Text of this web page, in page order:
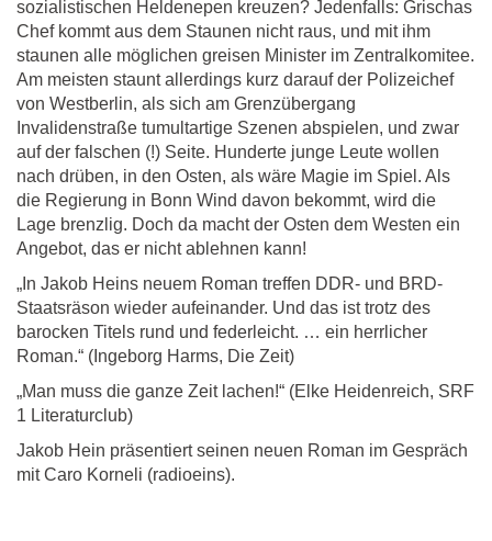
sozialistischen Heldenepen kreuzen? Jedenfalls: Grischas
Chef kommt aus dem Staunen nicht raus, und mit ihm
staunen alle möglichen greisen Minister im Zentralkomitee.
Am meisten staunt allerdings kurz darauf der Polizeichef
von Westberlin, als sich am Grenzübergang
Invalidenstraße tumultartige Szenen abspielen, und zwar
auf der falschen (!) Seite. Hunderte junge Leute wollen
nach drüben, in den Osten, als wäre Magie im Spiel. Als
die Regierung in Bonn Wind davon bekommt, wird die
Lage brenzlig. Doch da macht der Osten dem Westen ein
Angebot, das er nicht ablehnen kann!
„In Jakob Heins neuem Roman treffen DDR- und BRD-
Staatsräson wieder aufeinander. Und das ist trotz des
barocken Titels rund und federleicht. … ein herrlicher
Roman.“ (Ingeborg Harms, Die Zeit)
„Man muss die ganze Zeit lachen!“ (Elke Heidenreich, SRF
1 Literaturclub)
Jakob Hein präsentiert seinen neuen Roman im Gespräch
mit Caro Korneli (radioeins).